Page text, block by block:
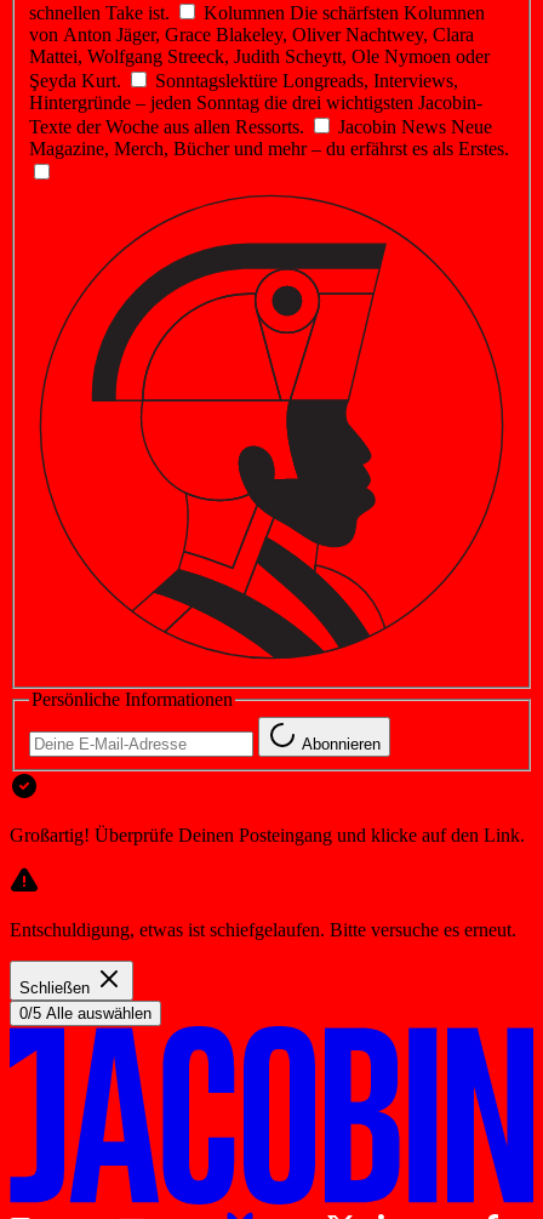
schnellen Take ist.
Kolumnen Die schärfsten Kolumnen
von Anton Jäger, Grace Blakeley, Oliver Nachtwey, Clara
Mattei, Wolfgang Streeck, Judith Scheytt, Ole Nymoen oder
Şeyda Kurt.
Sonntagslektüre Longreads, Interviews,
Hintergründe – jeden Sonntag die drei wichtigsten Jacobin-
Texte der Woche aus allen Ressorts.
Jacobin News Neue
Magazine, Merch, Bücher und mehr – du erfährst es als Erstes.
Persönliche Informationen
Abonnieren
Großartig! Überprüfe Deinen Posteingang und klicke auf den Link.
Entschuldigung, etwas ist schiefgelaufen. Bitte versuche es erneut.
Schließen
0/5 Alle auswählen